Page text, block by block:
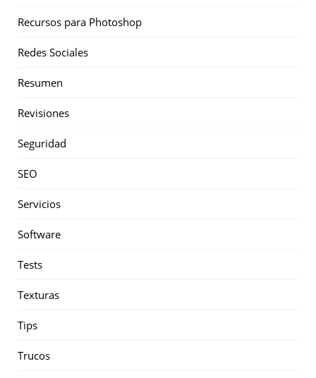
Recursos para Photoshop
Redes Sociales
Resumen
Revisiones
Seguridad
SEO
Servicios
Software
Tests
Texturas
Tips
Trucos